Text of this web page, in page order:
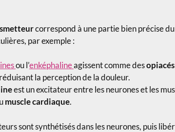
correspond à une partie bien précise du
par exemple :
ou l’enképhalineagissent comme desopiacés
la perception de la douleur.
est un excitateur entre les neurones et les
muscle cardiaque.
sont synthétisés dans les neurones, puis